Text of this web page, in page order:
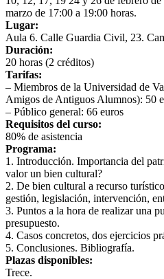
marzo de 17:00 a 19:00 horas.
Lugar:
Aula 6. Calle Guardia Civil, 23.
Duración:
20 horas (2 créditos)
Tarifas:
– Miembros de la Universidad de
Amigos de Antiguos Alumnos): 50
– Público general: 66 euros
Requisitos del curso:
80% de asistencia
Programa:
1. Introducción. Importancia del
valor un bien cultural?
2. De bien cultural a recurso
gestión, legislación, intervención,
3. Puntos a la hora de realizar una
presupuesto.
4. Casos concretos, dos ejercicios
5. Conclusiones. Bibliografía.
Plazas disponibles:
Trece.